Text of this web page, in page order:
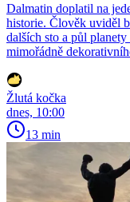
Dalmatin doplatil na
historie. Člověk uviděl
dalších sto a půl
mimořádně
Žlutá kočka
dnes, 10:00
13 min